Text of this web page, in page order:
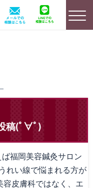
キャンペーン情報
料金プラン
稿(ﾟ∀ﾟ)
福岡美容鍼灸サロン
れい線で悩まれる方が
皮膚科ではなく、エ